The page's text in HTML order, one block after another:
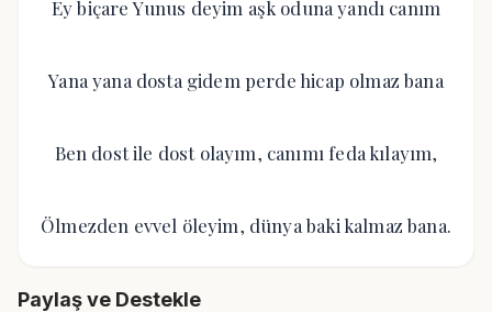
Ey biçare Yunus deyim aşk oduna yandı canım
Yana yana dosta gidem perde hicap olmaz bana
Ben dost ile dost olayım, canımı feda kılayım,
Ölmezden evvel öleyim, dünya baki kalmaz bana.
Paylaş ve Destekle